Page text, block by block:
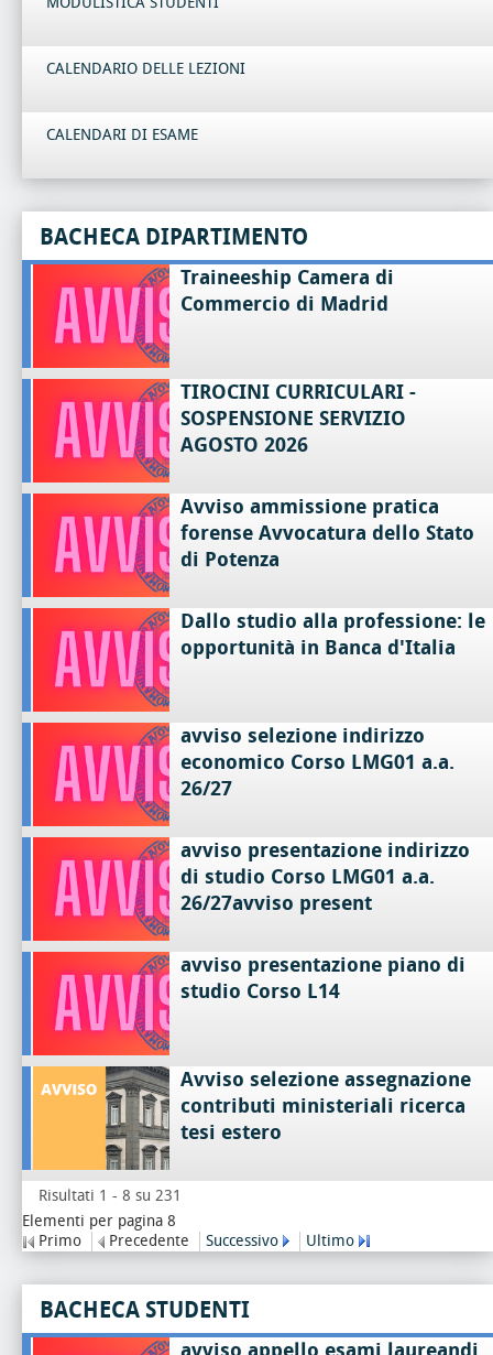
CALENDARIO DELLE LEZIONI
CALENDARI DI ESAME
BACHECA DIPARTIMENTO
Traineeship Camera di
Commercio di Madrid
TIROCINI CURRICULARI -
SOSPENSIONE SERVIZIO
AGOSTO 2026
Avviso ammissione pratica
forense Avvocatura dello Stato
di Potenza
Dallo studio alla professione: le
opportunità in Banca d'Italia
avviso selezione indirizzo
economico Corso LMG01 a.a.
26/27
avviso presentazione indirizzo
di studio Corso LMG01 a.a.
26/27avviso present
avviso presentazione piano di
studio Corso L14
Avviso selezione assegnazione
contributi ministeriali ricerca
tesi estero
Risultati 1 - 8 su 231
Elementi per pagina 8
Primo
Precedente Successivo Ultimo
BACHECA STUDENTI